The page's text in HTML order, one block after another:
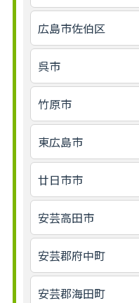
広島市佐伯区
呉市
竹原市
東広島市
廿日市市
安芸高田市
安芸郡府中町
安芸郡海田町